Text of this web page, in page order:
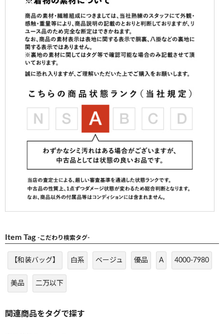
Item Tag -こだわり検索タグ-
【和装バッグ】 白系 ベージュ 優品 A 4000-7980
美品 二万以下